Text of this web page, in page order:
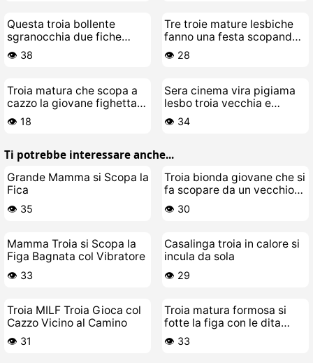
Questa troia bollente
sgranocchia due fiche
vecchie e cascanti
👁️ 38
Tre troie mature lesbiche
fanno una festa scopando
sul divano
👁️ 28
Troia matura che scopa a
cazzo la giovane fighetta
lesbica bollente
👁️ 18
Sera cinema vira pigiama
lesbo troia vecchia e
giovane
👁️ 34
Ti potrebbe interessare anche...
Grande Mamma si Scopa la
Fica
👁️ 35
Troia bionda giovane che si
fa scopare da un vecchio
porco
👁️ 30
Mamma Troia si Scopa la
Figa Bagnata col Vibratore
👁️ 33
Casalinga troia in calore si
incula da sola
👁️ 29
Troia MILF Troia Gioca col
Cazzo Vicino al Camino
👁️ 31
Troia matura formosa si
fotte la figa con le dita
urlando come una zoccola
👁️ 33